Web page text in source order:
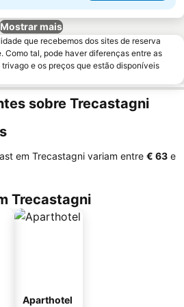
Mostrar mais
que recebemos dos sites de reserva
Como tal, pode haver diferenças entre as
e os preços que estão disponíveis
sobre Trecastagni
em Trecastagni variam entre ‎€ 63 e
Trecastagni
Aparthotel